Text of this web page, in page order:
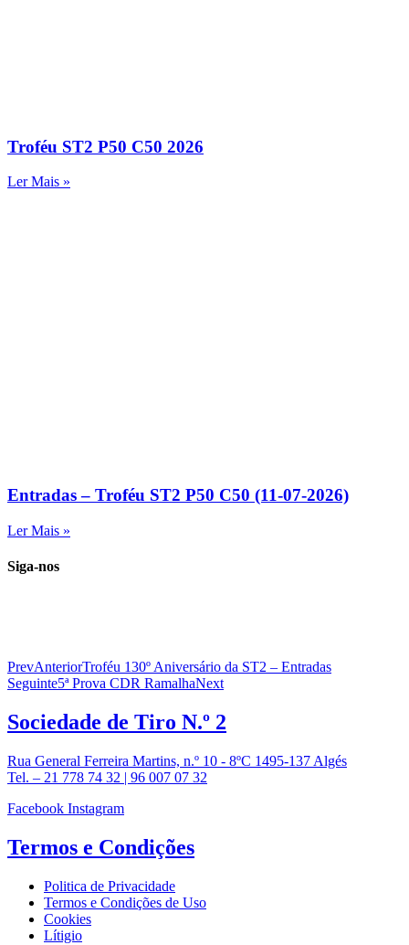
Troféu ST2 P50 C50 2026
Ler Mais »
Entradas – Troféu ST2 P50 C50 (11-07-2026)
Ler Mais »
Siga-nos
PrevAnteriorTroféu 130º Aniversário da ST2 – Entradas
Seguinte5ª Prova CDR RamalhaNext
Sociedade de Tiro N.º 2
Rua General Ferreira Martins, n.º 10 - 8ºC 1495-137 Algés
Tel. – 21 778 74 32 | 96 007 07 32
Facebook Instagram
Termos e Condições
Politica de Privacidade
Termos e Condições de Uso
Cookies
Lítigio